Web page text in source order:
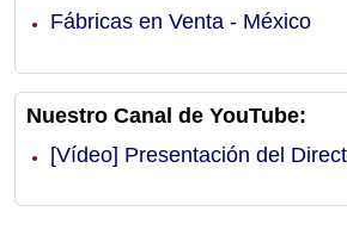
Fábricas en Venta - México
Nuestro Canal de YouTube:
[Vídeo] Presentación del